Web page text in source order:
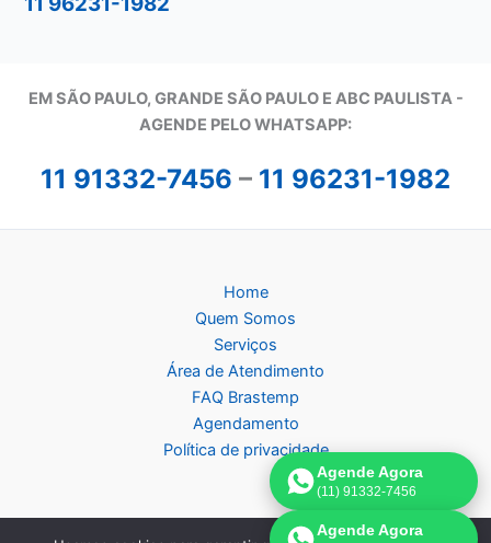
EM SÃO PAULO, GRANDE SÃO PAULO E ABC PAULISTA -
AGENDE PELO WHATSAPP:
11 91332-7456 – 11 96231-1982
Home
Quem Somos
Serviços
Área de Atendimento
FAQ Brastemp
Agendamento
Política de privacidade
Agende Agora
(11) 91332-7456
Agende Agora